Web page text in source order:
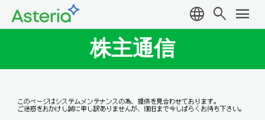
language search menu
株主通信